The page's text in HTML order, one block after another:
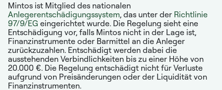
Mintos ist Mitglied des nationalen
Anlegerentschädigungssystem, das unter der Richtlinie
97/9/EG eingerichtet wurde. Die Regelung sieht eine
Entschädigung vor, falls Mintos nicht in der Lage ist,
Finanzinstrumente oder Barmittel an die Anleger
zurückzuzahlen. Entschädigt werden dabei die
ausstehenden Verbindlichkeiten bis zu einer Höhe von
20.000 €. Die Regelung entschädigt nicht für Verluste
aufgrund von Preisänderungen oder der Liquidität von
Finanzinstrumenten.